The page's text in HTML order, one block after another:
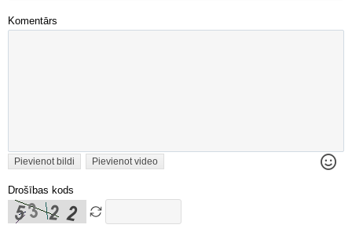
Komentārs
Pievienot bildi Pievienot video
Drošības kods